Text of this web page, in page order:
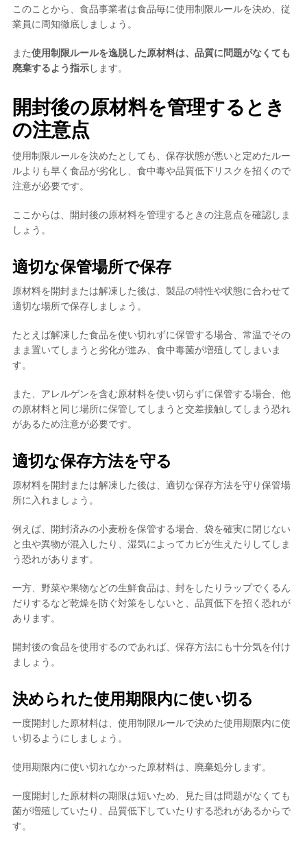
このことから、 食品事業者は食品毎に使用制限ルールを決め、従
業員に周知徹底しましょう。
また使用制限ルールを逸脱した原材料は、品質に問題がなくても
廃棄するよう指示します。
開封後の原材料を管理するとき
の注意点
使用制限ルールを決めたとしても、保存状態が悪いと定めたルー
ルよりも早く食品が劣化し、食中毒や品質低下リスクを招くので
注意が必要です。
ここからは、開封後の原材料を管理するときの注意点を確認しま
しょう。
適切な保管場所で保存
原材料を開封または解凍した後は、製品の特性や状態に合わせて
適切な場所で保存しましょう。
たとえば解凍した食品を使い切れずに保管する場合、常温でその
まま置いてしまうと劣化が進み、食中毒菌が増殖してしまいま
す。
また、 アレルゲンを含む原材料を使い切らずに保管する場合、他
の原材料と同じ場所に保管してしまうと交差接触してしまう恐れ
があるため注意が必要です。
適切な保存方法を守る
原材料を開封または解凍した後は、適切な保存方法を守り保管場
所に入れましょう。
例えば、開封済みの小麦粉を保管する場合、袋を確実に閉じない
と虫や異物が混入したり、湿気によってカビが生えたりしてしま
う恐れがあります。
一方、野菜や果物などの生鮮食品は、封をしたりラップでくるん
だりするなど乾燥を防ぐ対策をしないと、品質低下を招く恐れが
あります。
開封後の食品を使用するのであれば、保存方法にも十分気を付け
ましょう。
決められた使用期限内に使い切る
一度開封した原材料は、使用制限ルールで決めた使用期限内に使
い切るようにしましょう。
使用期限内に使い切れなかった原材料は、廃棄処分します。
一度開封した原材料の期限は短いため、見た目は問題がなくても
菌が増殖していたり、品質低下していたりする恐れがあるからで
す。